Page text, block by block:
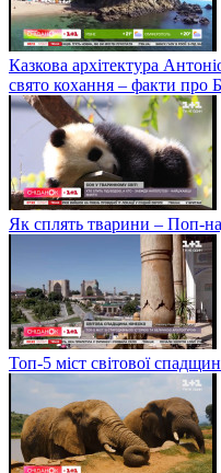
Казкова архітектура
свято кохання – факти про
Як сплять тварини – Поп-
Топ-5 міст світової